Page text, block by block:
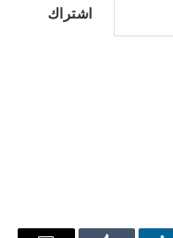
اشتراك